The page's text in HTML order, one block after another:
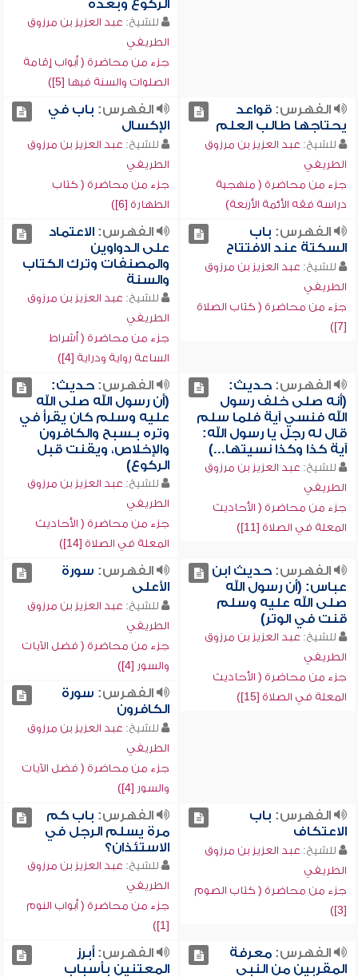
الركوع وبعده
للشيخ: عبد العزيز بن مرزوق
الطريفي
جزء من محاضرة ( أبواب إقامة
الصلوات والسنة فيها [5])
الفهرس:قواعد
يحتاجها طالب العلم
للشيخ: عبد العزيز بن مرزوق
الطريفي
جزء من محاضرة ( منهجية
دراسة فقه الأئمة الأربعة)
الفهرس: باب في
الإكسال
للشيخ: عبد العزيز بن مرزوق
الطريفي
جزء من محاضرة ( كتاب
الطهارة [6])
الفهرس: باب
السكتة عند الافتتاح
للشيخ: عبد العزيز بن مرزوق
الطريفي
جزء من محاضرة ( كتاب الصلاة
[7])
الفهرس:الاعتماد
على الدواوين
والمصنفات وترك الكتاب
والسنة
للشيخ: عبد العزيز بن مرزوق
الطريفي
جزء من محاضرة ( أشراط
الساعة رواية ودراية [4])
الفهرس:حديث:
(أنه صلى خلف رسول
الله فنسي آية فلما سلم
قال له رجل يا رسول الله:
آية كذا وكذا نسيتها...)
للشيخ: عبد العزيز بن مرزوق
الطريفي
جزء من محاضرة ( الأحاديث
المعلة في الصلاة [11])
الفهرس:حديث:
(أن رسول الله صلى الله
عليه وسلم كان يقرأ في
وتره بـسبح والكافرون
والإخلاص، ويقنت قبل
الركوع)
للشيخ: عبد العزيز بن مرزوق
الطريفي
جزء من محاضرة ( الأحاديث
المعلة في الصلاة [14])
الفهرس:حديث ابن
عباس: (أن رسول الله
صلى الله عليه وسلم
قنت في الوتر)
للشيخ: عبد العزيز بن مرزوق
الطريفي
جزء من محاضرة ( الأحاديث
المعلة في الصلاة [15])
الفهرس: سورة
الأعلى
للشيخ: عبد العزيز بن مرزوق
الطريفي
جزء من محاضرة ( فضل الآيات
والسور [4])
الفهرس: سورة
الكافرون
للشيخ: عبد العزيز بن مرزوق
الطريفي
جزء من محاضرة ( فضل الآيات
والسور [4])
الفهرس: باب
الاعتكاف
للشيخ: عبد العزيز بن مرزوق
الطريفي
جزء من محاضرة ( كتاب الصوم
[3])
الفهرس: ‏باب كم
مرة يسلم الرجل في
الاستئذان؟
للشيخ: عبد العزيز بن مرزوق
الطريفي
جزء من محاضرة ( أبواب النوم
[1])
الفهرس:معرفة
المقربين من النبي
الفهرس:أبرز
المعتنين بأسباب